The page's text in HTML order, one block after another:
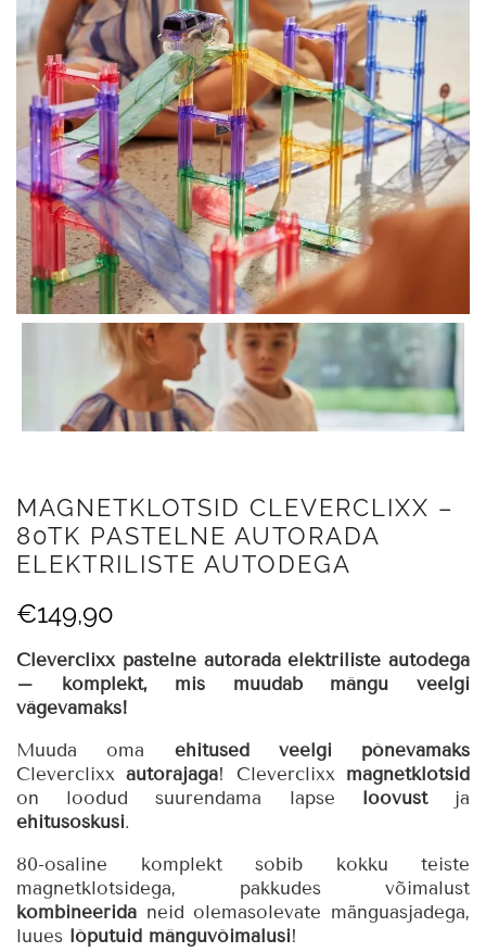
MAGNETKLOTSID CLEVERCLIXX –
80TK PASTELNE AUTORADA
ELEKTRILISTE AUTODEGA
€149,90
Cleverclixx pastelne autorada elektriliste autodega
– komplekt, mis muudab mängu veelgi
vägevamaks!
Muuda oma ehitused veelgi põnevamaks
Cleverclixxautorajaga! Cleverclixx magnetklotsid
on loodud suurendama lapse
loovustja
ehitusoskusi.
80-osaline komplekt sobib kokku teiste
magnetklotsidega, pakkudes võimalust
kombineerida neid olemasolevate mänguasjadega,
luues lõputuid mänguvõimalusi!